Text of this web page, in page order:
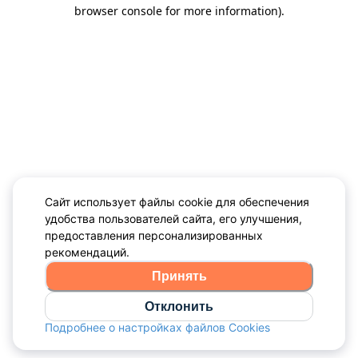
browser console for more information).
Сайт использует файлы cookie для обеспечения
удобства пользователей сайта, его улучшения,
предоставления персонализированных
рекомендаций.
Принять
Отклонить
Подробнее о настройках файлов Cookies